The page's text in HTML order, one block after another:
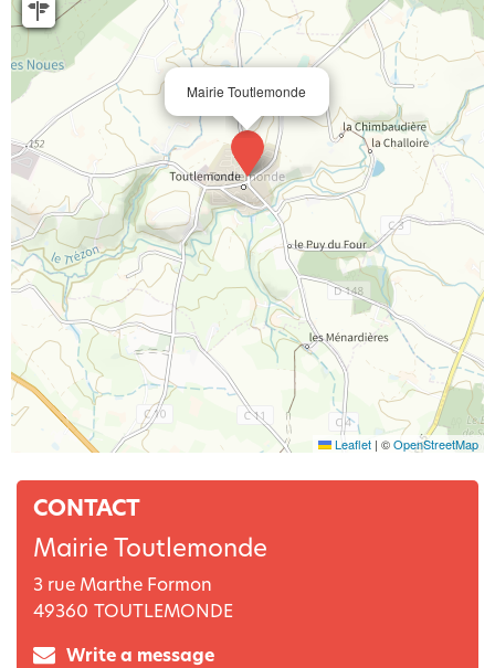
Mairie Toutlemonde
Leaflet | ©OpenStreetMap
CONTACT
Mairie Toutlemonde
3 rue Marthe Formon
49360 TOUTLEMONDE
Write a message